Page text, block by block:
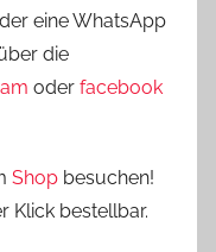
eine WhatsApp
die
oder facebook
Shop besuchen!
Klick bestellbar.